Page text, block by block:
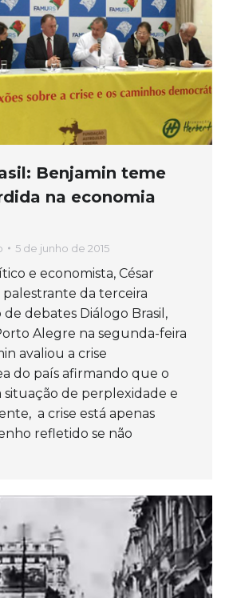
Benjamin teme
na economia
5 de junho de 2015
e economista, César
palestrante da terceira
debates Diálogo Brasil,
Alegre na segunda-feira
avaliou a crise
do país afirmando que o
situação de perplexidade e
a crise está apenas
refletido se não